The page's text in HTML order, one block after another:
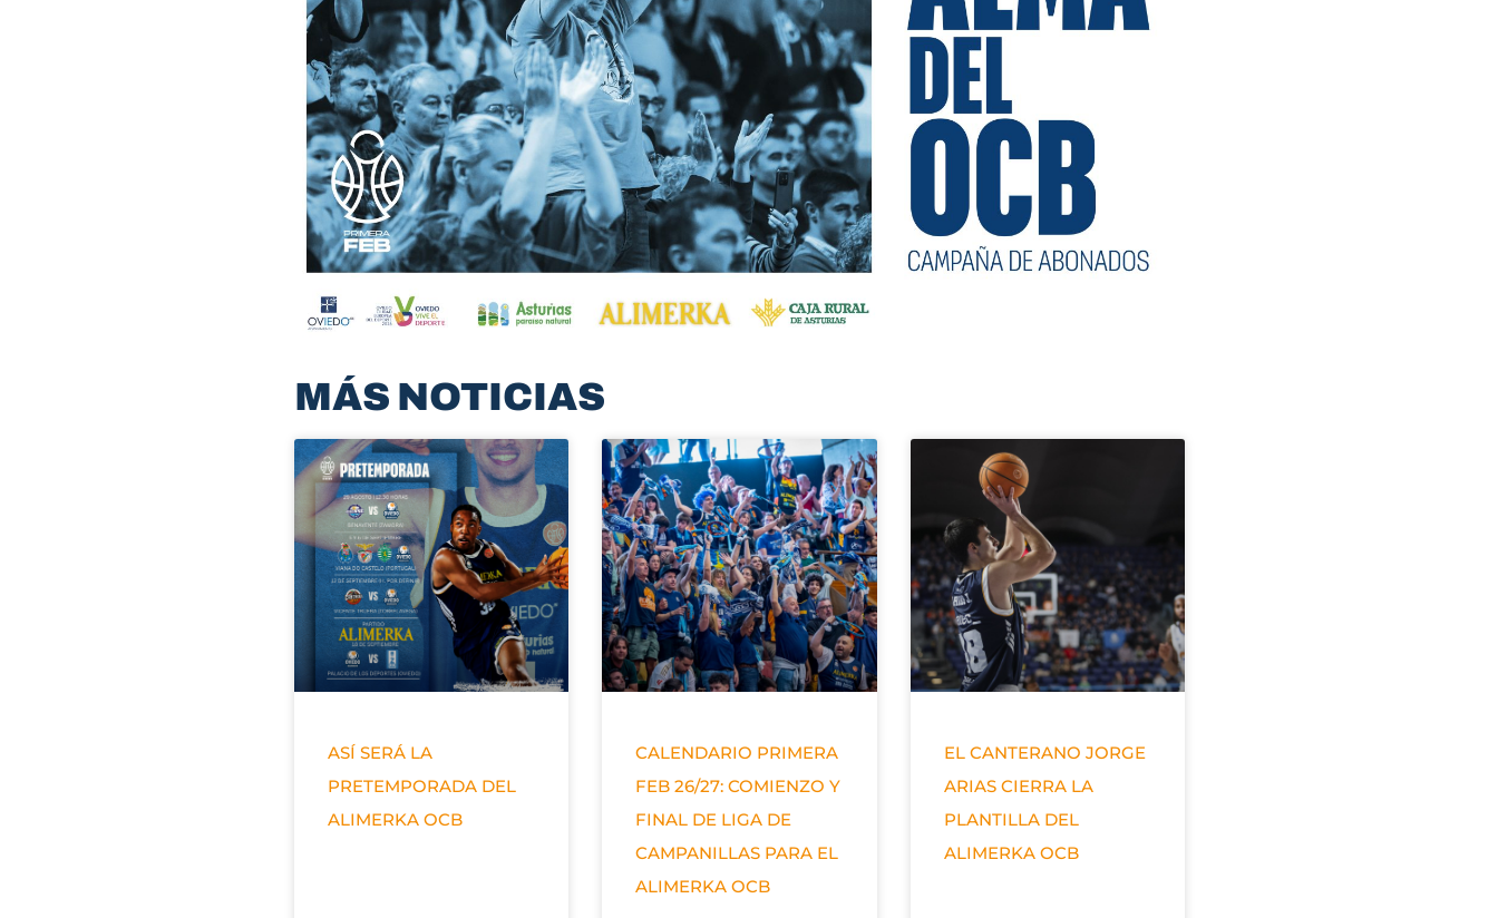
MÁS NOTICIAS
ASÍ SERÁ LA
PRETEMPORADA DEL
ALIMERKA OCB
CALENDARIO PRIMERA
FEB 26/27: COMIENZO Y
FINAL DE LIGA DE
CAMPANILLAS PARA EL
ALIMERKA OCB
EL CANTERANO JORGE
ARIAS CIERRA LA
PLANTILLA DEL
ALIMERKA OCB